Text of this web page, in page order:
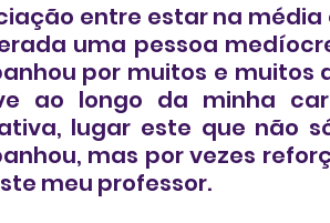
entre estar na média
uma pessoa
por muitos e muitos
ao longo da minha
lugar este que não
mas por vezes
meu professor.